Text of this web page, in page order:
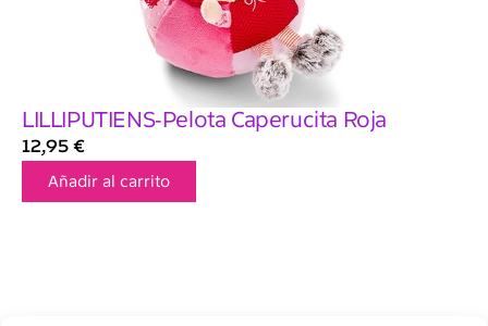
LILLIPUTIENS-Pelota Caperucita Roja
12,95 €
Añadir al carrito